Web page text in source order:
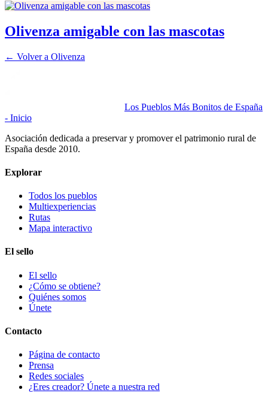
Olivenza amigable con las mascotas
← Volver a Olivenza
Los Pueblos Más Bonitos de España
- Inicio
Asociación dedicada a preservar y promover el patrimonio rural de
España desde 2010.
Explorar
Todos los pueblos
Multiexperiencias
Rutas
Mapa interactivo
El sello
El sello
¿Cómo se obtiene?
Quiénes somos
Únete
Contacto
Página de contacto
Prensa
Redes sociales
¿Eres creador? Únete a nuestra red